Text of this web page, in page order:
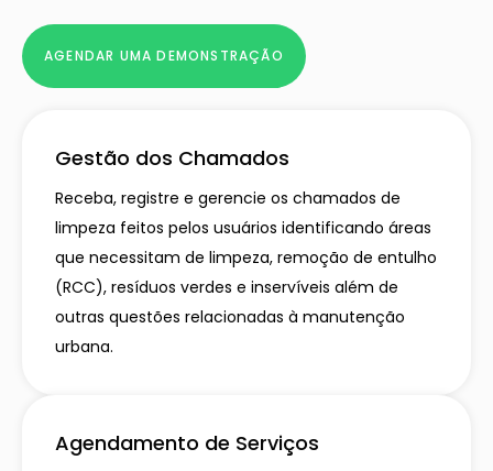
AGENDAR UMA DEMONSTRAÇÃO
Gestão dos Chamados
Receba, registre e gerencie os chamados de
limpeza feitos pelos usuários identificando áreas
que necessitam de limpeza, remoção de entulho
(RCC), resíduos verdes e inservíveis além de
outras questões relacionadas à manutenção
urbana.​
Agendamento de Serviços